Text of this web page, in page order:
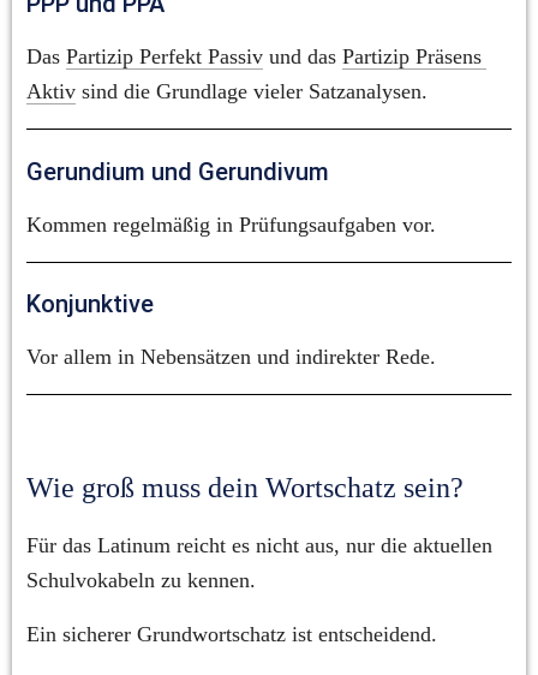
Das Partizip Perfekt Passiv und das Partizip Präsens
Aktiv sind die Grundlage vieler Satzanalysen.
Gerundium und Gerundivum
Kommen regelmäßig in Prüfungsaufgaben vor.
Konjunktive
Vor allem in Nebensätzen und indirekter Rede.
Wie groß muss dein Wortschatz sein?
Für das Latinum reicht es nicht aus, nur die aktuellen
Schulvokabeln zu kennen.
Ein sicherer Grundwortschatz ist entscheidend.